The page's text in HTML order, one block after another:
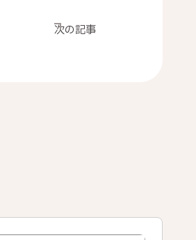
次の記事